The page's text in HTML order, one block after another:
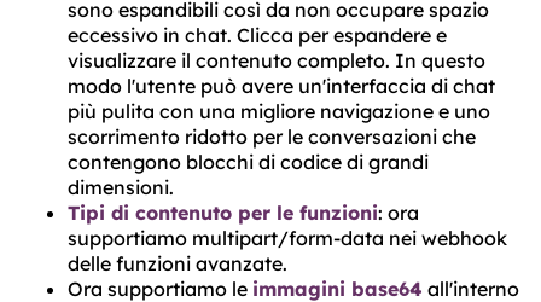
sono espandibili così da non occupare spazio
eccessivo in chat. Clicca per espandere e
visualizzare il contenuto completo. In questo
modo l'utente può avere un'interfaccia di chat
più pulita con una migliore navigazione e uno
scorrimento ridotto per le conversazioni che
contengono blocchi di codice di grandi
dimensioni.
Tipi di contenuto per le funzioni: ora
supportiamo multipart/form-data nei webhook
delle funzioni avanzate.
Ora supportiamo le immagini base64 all'interno